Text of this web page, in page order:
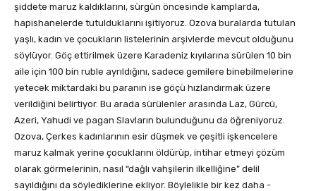
şiddete maruz kaldıklarını, sürgün öncesinde kamplarda,
hapishanelerde tutulduklarını işitiyoruz. Ozova buralarda tutulan
yaşlı, kadın ve çocukların listelerinin arşivlerde mevcut olduğunu
söylüyor. Göç ettirilmek üzere Karadeniz kıyılarına sürülen 10 bin
aile için 100 bin ruble ayrıldığını, sadece gemilere binebilmelerine
yetecek miktardaki bu paranın ise göçü hızlandırmak üzere
verildiğini belirtiyor. Bu arada sürülenler arasında Laz, Gürcü,
Azeri, Yahudi ve pagan Slavların bulunduğunu da öğreniyoruz.
Ozova, Çerkes kadınlarının esir düşmek ve çeşitli işkencelere
maruz kalmak yerine çocuklarını öldürüp, intihar etmeyi çözüm
olarak görmelerinin, nasıl “dağlı vahşilerin ilkelliğine” delil
sayıldığını da söylediklerine ekliyor. Böylelikle bir kez daha -